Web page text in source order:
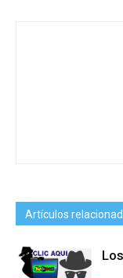
Artículos